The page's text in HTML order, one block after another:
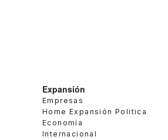
Expansión
Empresas
Home Expansión Politica
Economía
Internacional